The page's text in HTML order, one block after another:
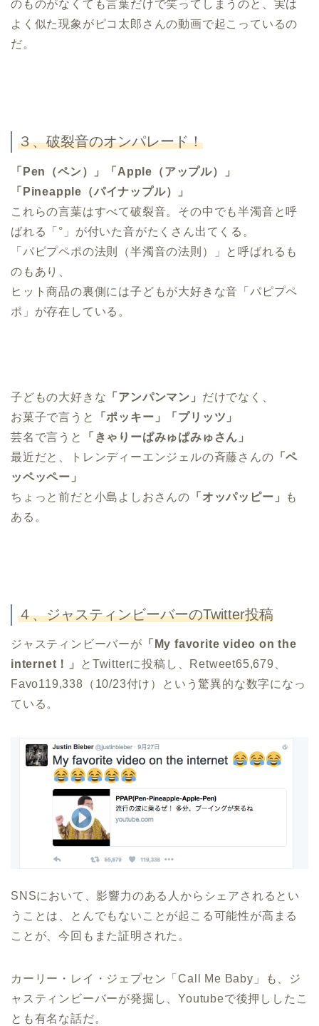
のものがなくても言葉だけで笑ってしまうのと、実は
よく似た現象がピコ太郎さんの動画で起こっているの
だ。
３、破裂音のオンパレード！
「Pen（ペン）」「Apple（アップル）」
「Pineapple（パイナップル）」
これらの言葉はすべて破裂音。その中でも半濁音と呼
ばれる「°」が付いた音がたくさん出てくる。
「パピプペポの法則（半濁音の法則）」と呼ばれるも
のもあり、
ヒット商品の裏側には子どもが大好きな音「パピプペ
ポ」が存在している。
子どもの大好きな 「アンパンマン」 だけでなく、
お菓子で言うと
「ポッキー」「プリッツ」
芸名で言うと
「きゃりーぱみゅぱみゅさん」
最近だと、トレンディーエンジェルの斉藤さんの 「ペ
ッペッペー」
ちょっと前だと小島よしおさんの 「オッパッピー」
も
ある。
４、ジャスティンビーバーのTwitter投稿
ジャスティンビーバーが 「My favorite video on the
internet！」
とTwitterに投稿し、Retweet65,679、
Favo119,338（10/23付け）という驚異的な数字になっ
ている。
SNSにおいて、影響力のある人からシェアされるとい
うことは、とんでもないことが起こる可能性が高まる
ことが、今回もまた証明された。
カーリー・レイ・ジェプセン「Call Me Baby」も、ジ
ャスティンビーバーが発掘し、Youtubeで後押ししたこ
とも有名な話だ。